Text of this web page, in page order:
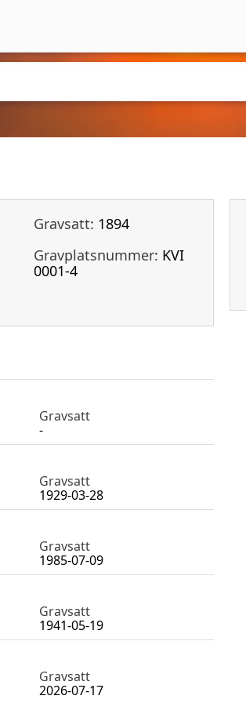
Gravsatt: 1894
Gravplatsnummer: KVI
0001-4
Gravsatt
-
Gravsatt
1929-03-28
Gravsatt
1985-07-09
Gravsatt
1941-05-19
Gravsatt
2026-07-17